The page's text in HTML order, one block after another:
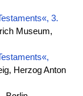
3.
Museum,
Herzog Anton